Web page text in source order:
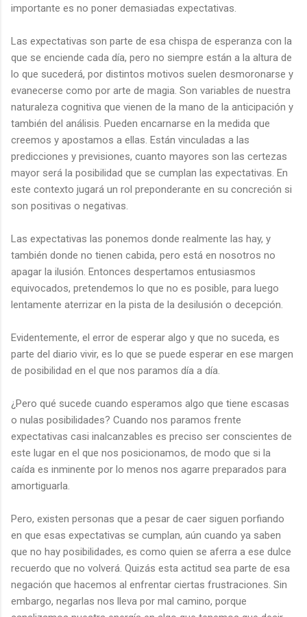
importante es no poner demasiadas expectativas.
Las expectativas son parte de esa chispa de esperanza con la
que se enciende cada día, pero no siempre están a la altura de
lo que sucederá, por distintos motivos suelen desmoronarse y
evanecerse como por arte de magia. Son variables de nuestra
naturaleza cognitiva que vienen de la mano de la anticipación y
también del análisis. Pueden encarnarse en la medida que
creemos y apostamos a ellas. Están vinculadas a las
predicciones y previsiones, cuanto mayores son las certezas
mayor será la posibilidad que se cumplan las expectativas. En
este contexto jugará un rol preponderante en su concreción si
son positivas o negativas.
Las expectativas las ponemos donde realmente las hay, y
también donde no tienen cabida, pero está en nosotros no
apagar la ilusión. Entonces despertamos entusiasmos
equivocados, pretendemos lo que no es posible, para luego
lentamente aterrizar en la pista de la desilusión o decepción.
Evidentemente, el error de esperar algo y que no suceda, es
parte del diario vivir, es lo que se puede esperar en ese margen
de posibilidad en el que nos paramos día a día.
¿Pero qué sucede cuando esperamos algo que tiene escasas
o nulas posibilidades? Cuando nos paramos frente
expectativas casi inalcanzables es preciso ser conscientes de
este lugar en el que nos posicionamos, de modo que si la
caída es inminente por lo menos nos agarre preparados para
amortiguarla.
Pero, existen personas que a pesar de caer siguen porfiando
en que esas expectativas se cumplan, aún cuando ya saben
que no hay posibilidades, es como quien se aferra a ese dulce
recuerdo que no volverá. Quizás esta actitud sea parte de esa
negación que hacemos al enfrentar ciertas frustraciones. Sin
embargo, negarlas nos lleva por mal camino, porque